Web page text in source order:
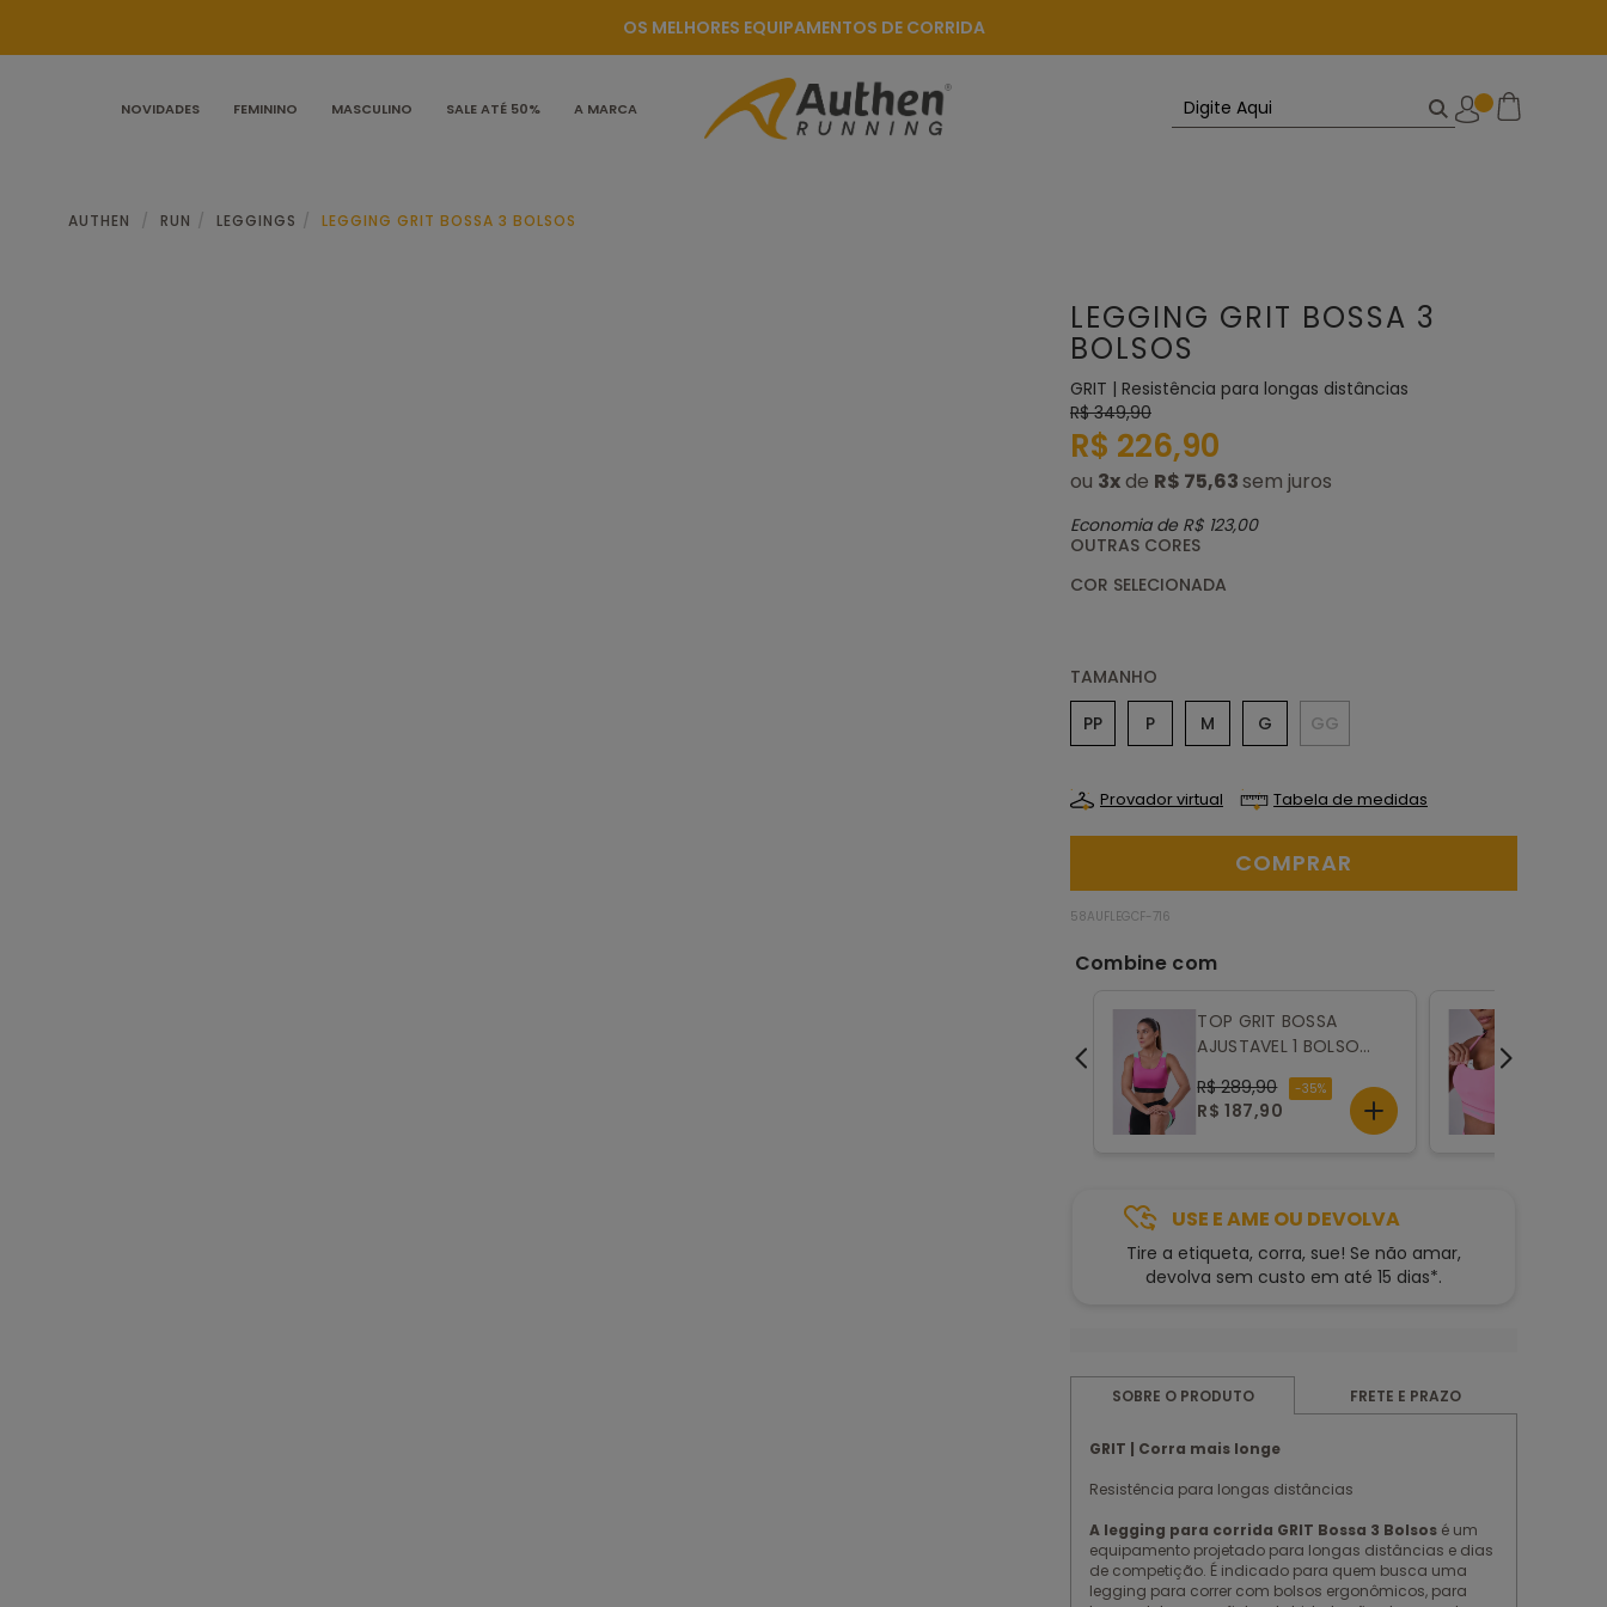
OS MELHORES EQUIPAMENTOS DE CORRIDA
NOVIDADES FEMININO MASCULINO SALE ATÉ 50% A MARCA
AUTHEN RUN LEGGINGS LEGGING GRIT BOSSA 3 BOLSOS
LEGGING GRIT BOSSA 3
BOLSOS
GRIT | Resistência para longas distâncias
R$ 349,90
R$ 226,90
ou 3xde R$ 75,63
Economia de R$ 123,00
OUTRAS CORES
TAMANHO
PP
P M G GG
Provador virtual Tabela de medidas
58AUFLEGCF-716
TOP GRIT BOSSA
AJUSTAVEL 1 BOLSO
R$ 289,90
R$ 187,90
-35%
USE E AME OU DEVOLVA
Tire a etiqueta, corra, sue! Se não amar,
devolva sem custo em até 15 dias*.
SOBRE O PRODUTO FRETE E PRAZO
GRIT | Corra mais longe
Resistência para longas distâncias
A legging para corrida GRIT Bossa 3 Bolsos é um
equipamento projetado para longas distâncias e dias
de competição. É indicado para quem busca uma
legging para correr com bolsos ergonômicos, para